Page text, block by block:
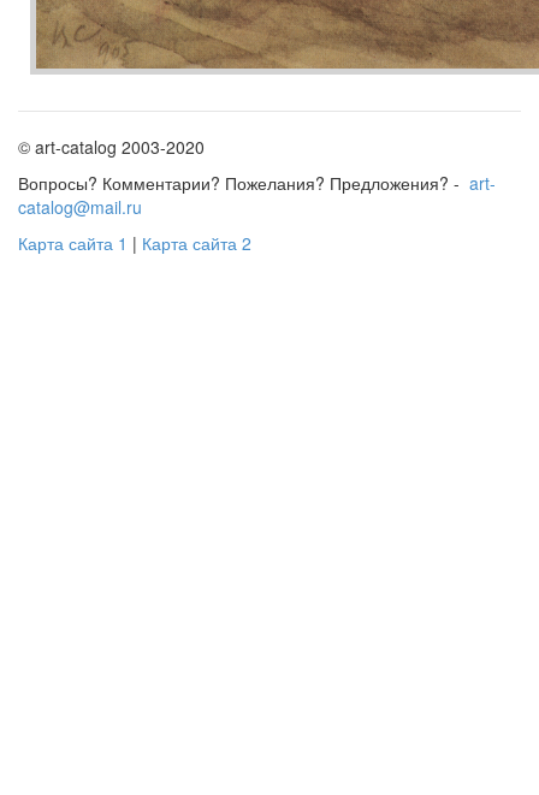
© art-catalog 2003-2020
Вопросы? Комментарии? Пожелания? Предложения? - art-
catalog@mail.ru
Карта сайта 1 | Карта сайта 2